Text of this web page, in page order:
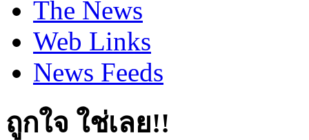
The News
Web Links
News Feeds
ถูกใจ ใช่เลย!!